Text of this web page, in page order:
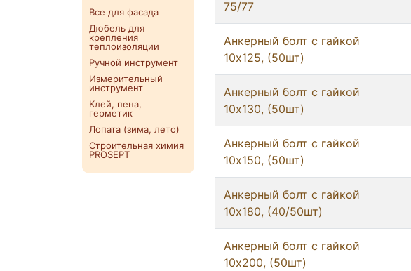
Все для фасада
Дюбель для
крепления
теплоизоляции
Ручной инструмент
Измерительный
инструмент
Клей, пена,
герметик
Лопата (зима, лето)
Строительная химия
PROSEPT
75/77
Анкерный болт с гайкой
10x125, (50шт)
Анкерный болт с гайкой
10x130, (50шт)
Анкерный болт с гайкой
10x150, (50шт)
Анкерный болт с гайкой
10x180, (40/50шт)
Анкерный болт с гайкой
10x200, (50шт)